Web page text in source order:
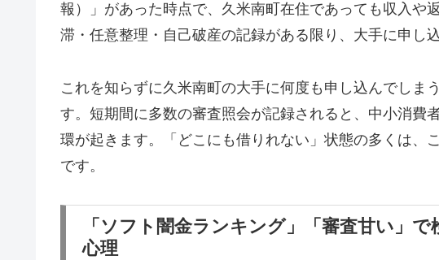
報）」があった時点で、久米南町在住であっても収入や
滞・任意整理・自己破産の記録がある限り、大手に申し
これを知らずに久米南町の大手に何度も申し込んでしま
す。短期間に多数の審査照会が記録されると、中小消費
環が起きます。「どこにも借りれない」状態の多くは、
です。
「ソフト闇金ランキング」「審査甘い」
心理